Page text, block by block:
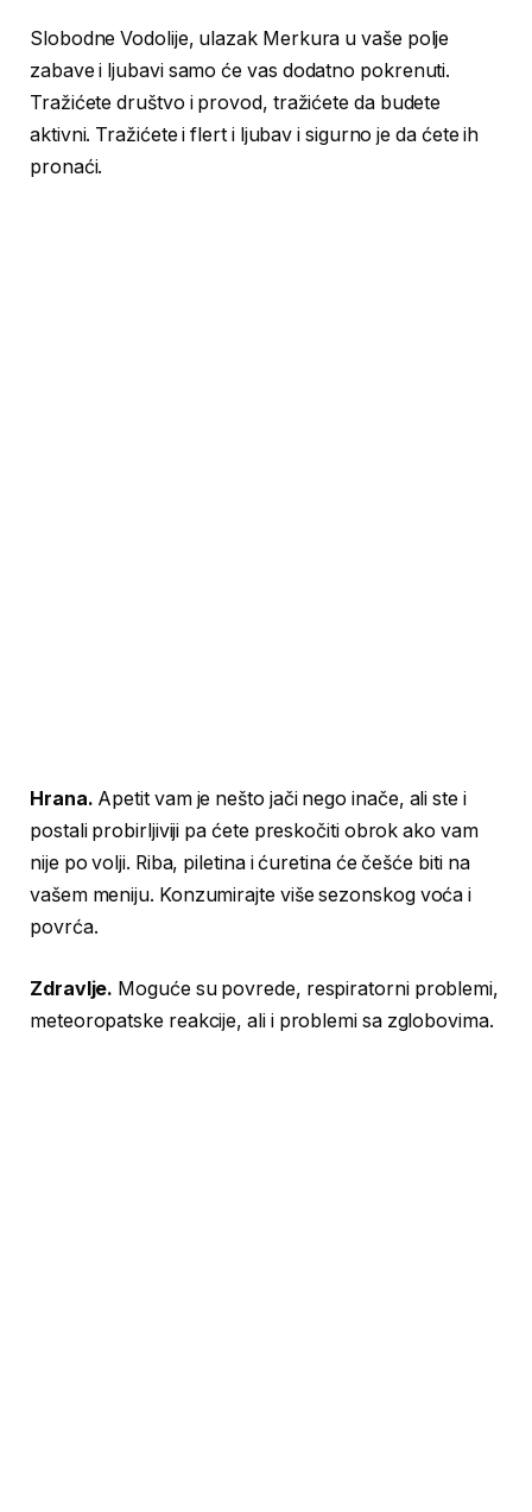
Slobodne Vodolije, ulazak Merkura u vaše polje
zabave i ljubavi samo će vas dodatno pokrenuti.
Tražićete društvo i provod, tražićete da budete
aktivni. Tražićete i flert i ljubav i sigurno je da ćete ih
pronaći.
Hrana. Apetit vam je nešto jači nego inače, ali ste i
postali probirljiviji pa ćete preskočiti obrok ako vam
nije po volji. Riba, piletina i ćuretina će češće biti na
vašem meniju. Konzumirajte više sezonskog voća i
povrća.
Zdravlje. Moguće su povrede, respiratorni problemi,
meteoropatske reakcije, ali i problemi sa zglobovima.